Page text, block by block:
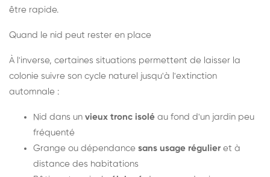
être rapide.
Quand le nid peut rester en place
À l'inverse, certaines situations permettent de laisser la
colonie suivre son cycle naturel jusqu'à l'extinction
automnale :
Nid dans un vieux tronc isolé au fond d'un jardin peu
fréquenté
Grange ou dépendance sans usage régulier et à
distance des habitations